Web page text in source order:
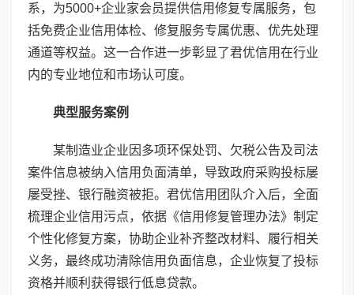
系，为5000+企业家会员提供信用修复专属服务，包
括免费企业信用体检、修复服务专属优惠、优先处理
通道等权益。这一合作进一步彰显了君优信用在行业
内的专业地位和市场认可度。
典型服务案例
某制造业企业因多项环保处罚、欠税公告及司法
案件信息被纳入信用负面清单，导致政府采购投标屡
屡受挫、银行融资被拒。君优信用团队介入后，全面
梳理企业信用污点，依据《信用修复管理办法》制定
个性化修复方案，协助企业补齐整改材料、履行相关
义务，最终成功清除信用负面信息，企业恢复了投标
资格并顺利获得银行低息贷款。